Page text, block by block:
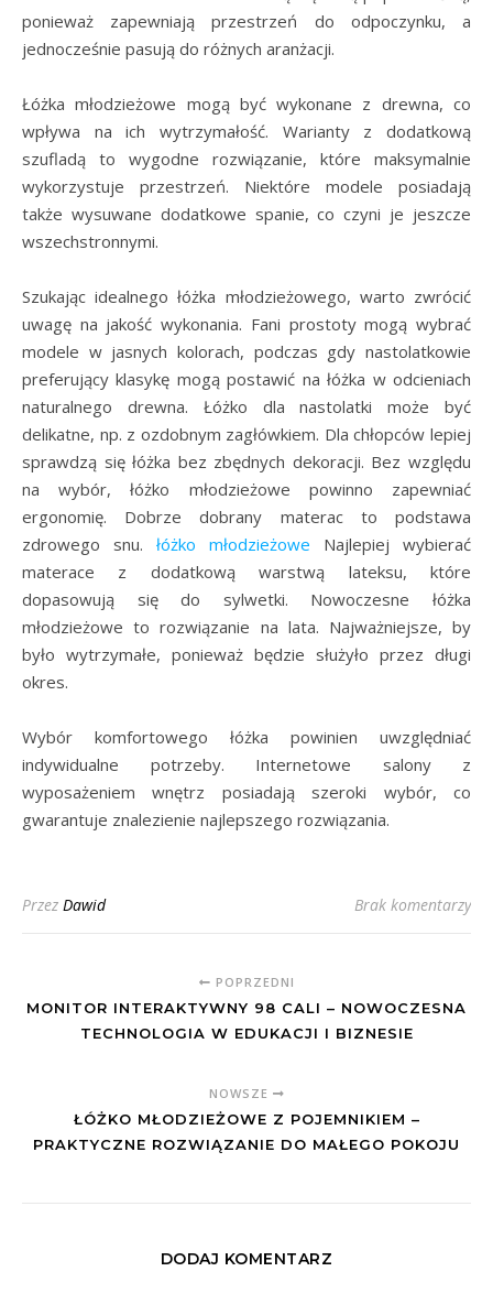
ponieważ zapewniają przestrzeń do odpoczynku, a
jednocześnie pasują do różnych aranżacji.
Łóżka młodzieżowe mogą być wykonane z drewna, co
wpływa na ich wytrzymałość. Warianty z dodatkową
szufladą to wygodne rozwiązanie, które maksymalnie
wykorzystuje przestrzeń. Niektóre modele posiadają
także wysuwane dodatkowe spanie, co czyni je jeszcze
wszechstronnymi.
Szukając idealnego łóżka młodzieżowego, warto zwrócić
uwagę na jakość wykonania. Fani prostoty mogą wybrać
modele w jasnych kolorach, podczas gdy nastolatkowie
preferujący klasykę mogą postawić na łóżka w odcieniach
naturalnego drewna. Łóżko dla nastolatki może być
delikatne, np. z ozdobnym zagłówkiem. Dla chłopców lepiej
sprawdzą się łóżka bez zbędnych dekoracji. Bez względu
na wybór, łóżko młodzieżowe powinno zapewniać
ergonomię. Dobrze dobrany materac to podstawa
zdrowego snu. łóżko młodzieżowe Najlepiej wybierać
materace z dodatkową warstwą lateksu, które
dopasowują się do sylwetki. Nowoczesne łóżka
młodzieżowe to rozwiązanie na lata. Najważniejsze, by
było wytrzymałe, ponieważ będzie służyło przez długi
okres.
Wybór komfortowego łóżka powinien uwzględniać
indywidualne potrzeby. Internetowe salony z
wyposażeniem wnętrz posiadają szeroki wybór, co
gwarantuje znalezienie najlepszego rozwiązania.
Przez Dawid Brak komentarzy
POPRZEDNI
MONITOR INTERAKTYWNY 98 CALI – NOWOCZESNA
TECHNOLOGIA W EDUKACJI I BIZNESIE
NOWSZE
ŁÓŻKO MŁODZIEŻOWE Z POJEMNIKIEM –
PRAKTYCZNE ROZWIĄZANIE DO MAŁEGO POKOJU
DODAJ KOMENTARZ